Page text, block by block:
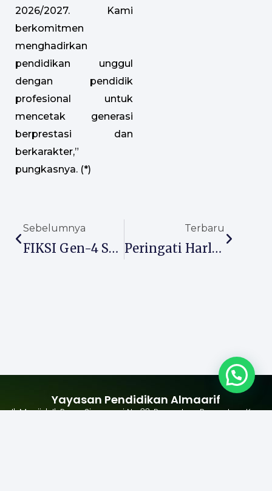
2026/2027. Kami
berkomitmen
menghadirkan
pendidikan unggul
dengan pendidik
profesional untuk
mencetak generasi
berprestasi dan
berkarakter,”
pungkasnya. (*)
Sebelumnya
FIKSI Gen-4 SMPI Almaarif 01 Singosari Dilirik Diknas Kabupaten Malang, Ajang Strategis Cetak Siswa Berprestasi
Terbaru
Peringati Harlah NU Ke-103, MTs Almaarif 01 Singosari Luncurkan Profil Pelajar KEREN
Yayasan Pendidikan Almaarif
Jl. Masjid Jl. Raya Singosari No.33, Pangetan, Pagentan, Kec.